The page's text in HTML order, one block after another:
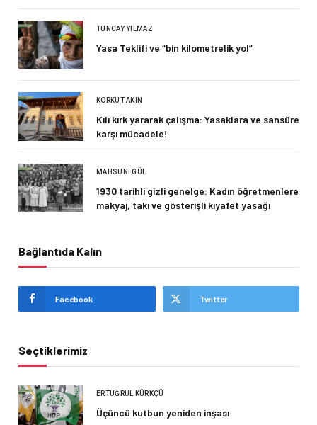
TUNCAY YILMAZ
Yasa Teklifi ve “bin kilometrelik yol”
KORKUT AKIN
Kılı kırk yararak çalışma: Yasaklara ve sansüre
karşı mücadele!
MAHSUNI GÜL
1930 tarihli gizli genelge: Kadın öğretmenlere
makyaj, takı ve gösterişli kıyafet yasağı
Bağlantıda Kalın
Facebook Twitter
Seçtiklerimiz
ERTUĞRUL KÜRKÇÜ
Üçüncü kutbun yeniden inşası